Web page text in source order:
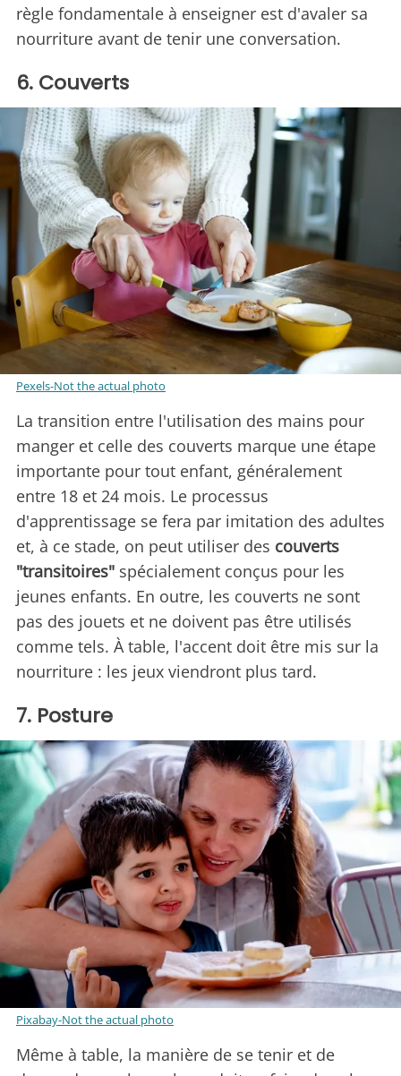
règle fondamentale à enseigner est d'avaler sa
nourriture avant de tenir une conversation.
6. Couverts
Pexels-Not the actual photo
La transition entre l'utilisation des mains pour
manger et celle des couverts marque une étape
importante pour tout enfant, généralement
entre 18 et 24 mois. Le processus
d'apprentissage se fera par imitation des adultes
et, à ce stade, on peut utiliser des couverts
"transitoires" spécialement conçus pour les
jeunes enfants. En outre, les couverts ne sont
pas des jouets et ne doivent pas être utilisés
comme tels. À table, l'accent doit être mis sur la
nourriture : les jeux viendront plus tard.
7. Posture
Pixabay-Not the actual photo
Même à table, la manière de se tenir et de